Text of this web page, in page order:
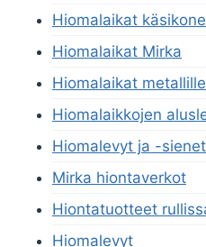
Hiomalaikat
Hiomalaikat Mirka
Hiomalaikat metallille
Hiomalaikkojen
Hiomalevyt ja -sienet
Mirka hiontaverkot
Hiontatuotteet
Hiomalevyt